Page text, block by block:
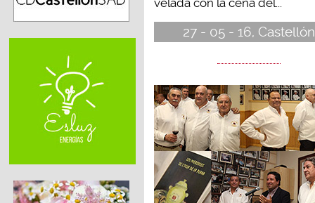
27 - 05 - 16, Castellón